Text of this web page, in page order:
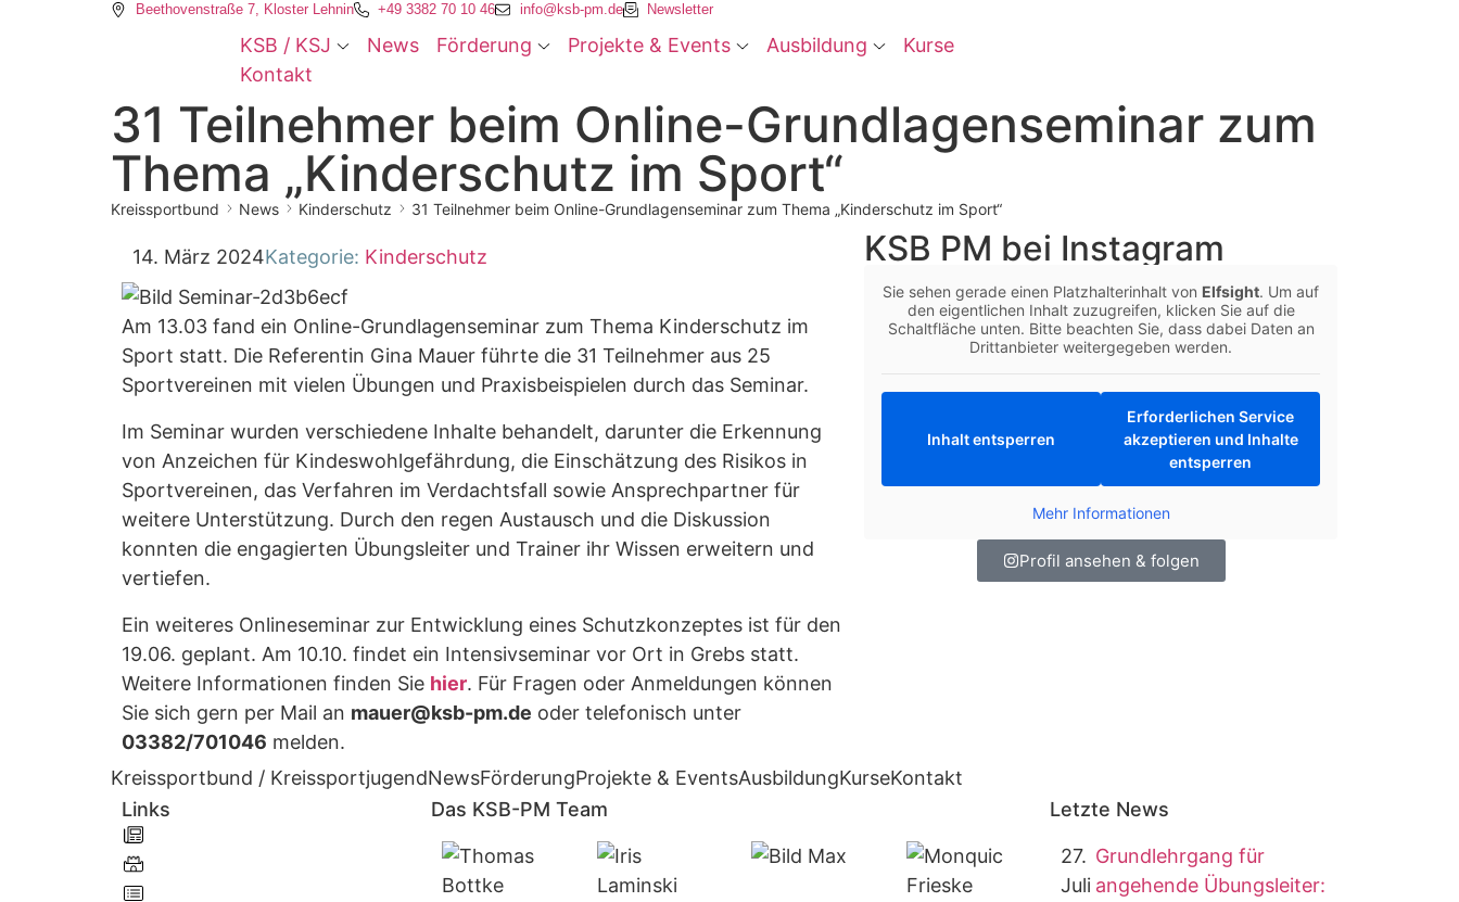
Beethovenstraße 7, Kloster Lehnin +49 3382 70 10 46 info@ksb-pm.de Newsletter
KSB / KSJ News Förderung Projekte & Events Ausbildung
Kurse
Kontakt
31 Teilnehmer beim Online-Grundlagenseminar zum
Thema „Kinderschutz im Sport“
Kreissportbund News Kinderschutz 31 Teilnehmer beim Online-Grundlagenseminar zum Thema „Kinderschutz im Sport“
14. März 2024Kategorie: Kinderschutz
Am 13.03 fand ein Online-Grundlagenseminar zum Thema Kinderschutz im
Sport statt. Die Referentin Gina Mauer führte die 31 Teilnehmer aus 25
Sportvereinen mit vielen Übungen und Praxisbeispielen durch das Seminar.
Im Seminar wurden verschiedene Inhalte behandelt, darunter die Erkennung
von Anzeichen für Kindeswohlgefährdung, die Einschätzung des Risikos in
Sportvereinen, das Verfahren im Verdachtsfall sowie Ansprechpartner für
weitere Unterstützung. Durch den regen Austausch und die Diskussion
konnten die engagierten Übungsleiter und Trainer ihr Wissen erweitern und
vertiefen.
Ein weiteres Onlineseminar zur Entwicklung eines Schutzkonzeptes ist für den
19.06. geplant. Am 10.10. findet ein Intensivseminar vor Ort in Grebs statt.
Weitere Informationen finden Sie hier. Für Fragen oder Anmeldungen können
Sie sich gern per Mail an mauer@ksb-pm.de oder telefonisch unter
03382/701046 melden.
KSB PM bei Instagram
Sie sehen gerade einen Platzhalterinhalt von Elfsight. Um auf
den eigentlichen Inhalt zuzugreifen, klicken Sie auf die
Schaltfläche unten. Bitte beachten Sie, dass dabei Daten an
Drittanbieter weitergegeben werden.
Inhalt entsperren
Erforderlichen Service
akzeptieren und Inhalte
entsperren
Mehr Informationen
Profil ansehen & folgen
Kreissportbund / KreissportjugendNewsFörderungProjekte & EventsAusbildungKurseKontakt
Links
Das KSB-PM Team Letzte News
27.
Juli
Grundlehrgang für
angehende Übungsleiter: